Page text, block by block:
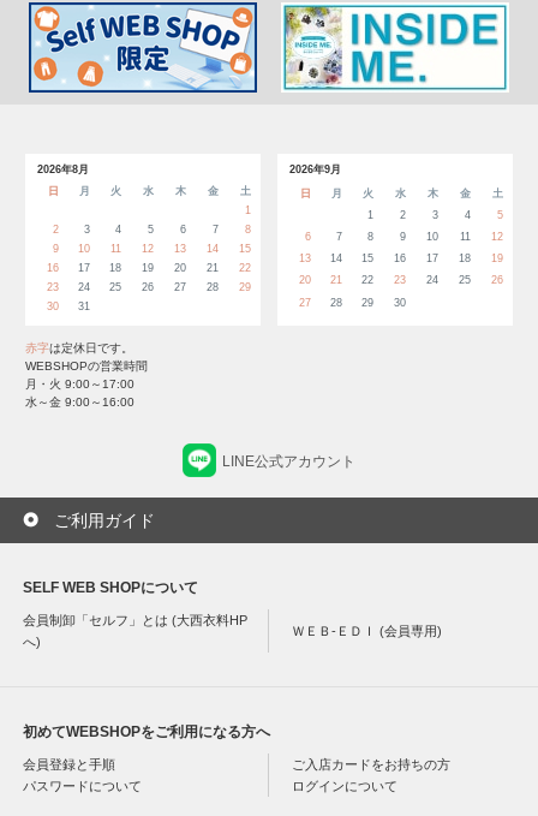
2026年8月
日
月 火 水 木 金
土
1
2
3 4 5 6 7
8
9
10 11 12 13 14
15
16
17 18 19 20 21
22
23
24 25 26 27 28
29
30
31
2026年9月
日
月 火 水 木 金
土
1
2 3 4
5
6
7 8 9 10 11
12
13
14 15 16 17 18
19
20
21 22 23 24 25
26
27
28 29 30
赤字は定休日です。
WEBSHOPの営業時間
月・火 9:00～17:00
水～金 9:00～16:00
LINE公式アカウント
ご利用ガイド
SELF WEB SHOPについて
会員制卸「セルフ」とは (大西衣料HP
へ)
ＷＥＢ-ＥＤＩ (会員専用)
初めてWEBSHOPをご利用になる方へ
会員登録と手順
ご入店カードをお持ちの方
パスワードについて
ログインについて